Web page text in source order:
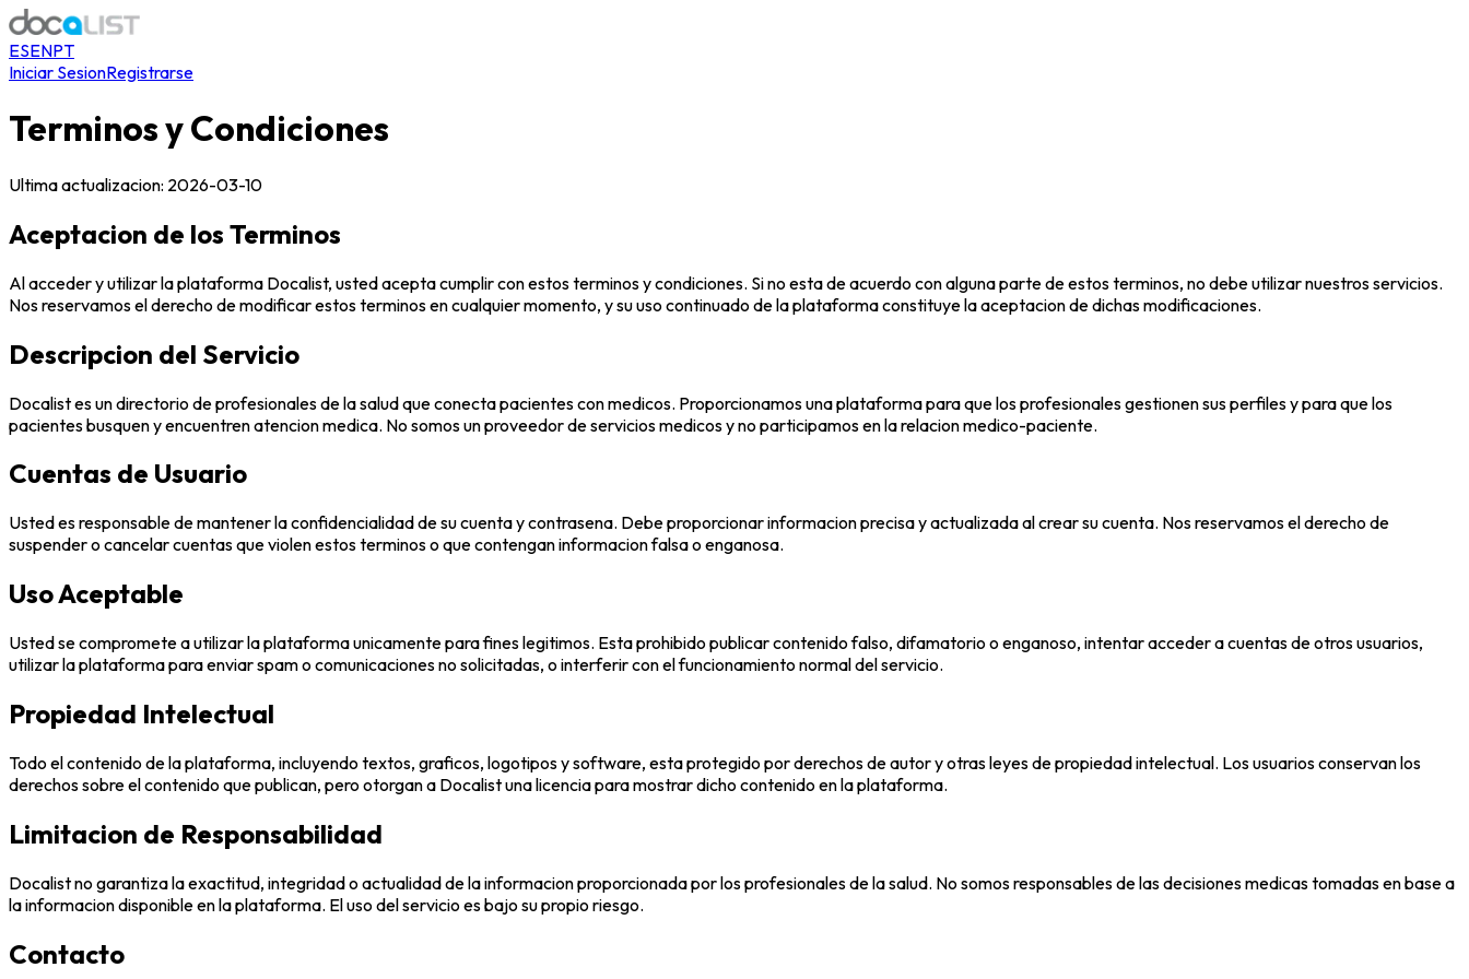
ESENPT
Iniciar SesionRegistrarse
Terminos y Condiciones
Ultima actualizacion: 2026-03-10
Aceptacion de los Terminos
Al acceder y utilizar la plataforma Docalist, usted acepta cumplir con estos terminos y condiciones. Si no esta de acuerdo con alguna parte de estos terminos, no debe utilizar nuestros servicios.
Nos reservamos el derecho de modificar estos terminos en cualquier momento, y su uso continuado de la plataforma constituye la aceptacion de dichas modificaciones.
Descripcion del Servicio
Docalist es un directorio de profesionales de la salud que conecta pacientes con medicos. Proporcionamos una plataforma para que los profesionales gestionen sus perfiles y para que los
pacientes busquen y encuentren atencion medica. No somos un proveedor de servicios medicos y no participamos en la relacion medico-paciente.
Cuentas de Usuario
Usted es responsable de mantener la confidencialidad de su cuenta y contrasena. Debe proporcionar informacion precisa y actualizada al crear su cuenta. Nos reservamos el derecho de
suspender o cancelar cuentas que violen estos terminos o que contengan informacion falsa o enganosa.
Uso Aceptable
Usted se compromete a utilizar la plataforma unicamente para fines legitimos. Esta prohibido publicar contenido falso, difamatorio o enganoso, intentar acceder a cuentas de otros usuarios,
utilizar la plataforma para enviar spam o comunicaciones no solicitadas, o interferir con el funcionamiento normal del servicio.
Propiedad Intelectual
Todo el contenido de la plataforma, incluyendo textos, graficos, logotipos y software, esta protegido por derechos de autor y otras leyes de propiedad intelectual. Los usuarios conservan los
derechos sobre el contenido que publican, pero otorgan a Docalist una licencia para mostrar dicho contenido en la plataforma.
Limitacion de Responsabilidad
Docalist no garantiza la exactitud, integridad o actualidad de la informacion proporcionada por los profesionales de la salud. No somos responsables de las decisiones medicas tomadas en base a
la informacion disponible en la plataforma. El uso del servicio es bajo su propio riesgo.
Contacto